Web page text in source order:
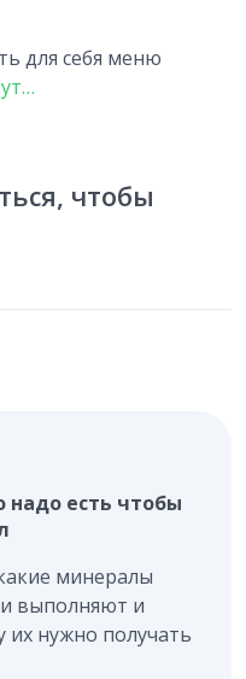
для себя меню
чтобы
надо есть чтобы
минералы
выполняют и
их нужно получать